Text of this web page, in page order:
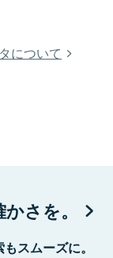
について
さを。
スムーズに。